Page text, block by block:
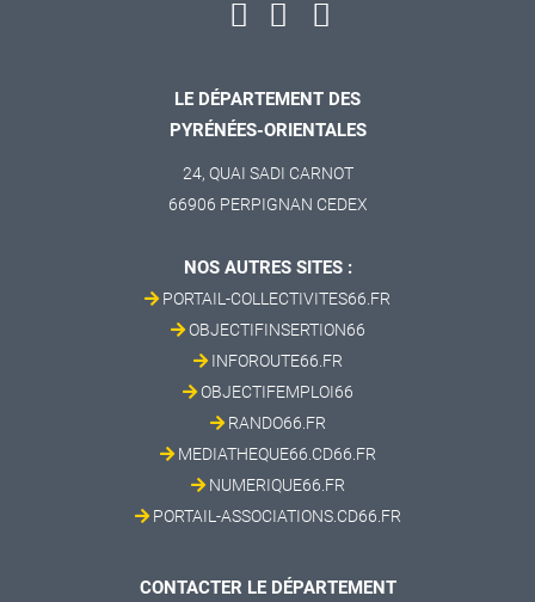
LE DÉPARTEMENT DES
PYRÉNÉES-ORIENTALES
24, QUAI SADI CARNOT
66906 PERPIGNAN CEDEX
NOS AUTRES SITES :
PORTAIL-COLLECTIVITES66.FR
OBJECTIFINSERTION66
INFOROUTE66.FR
OBJECTIFEMPLOI66
RANDO66.FR
MEDIATHEQUE66.CD66.FR
NUMERIQUE66.FR
PORTAIL-ASSOCIATIONS.CD66.FR
CONTACTER LE DÉPARTEMENT